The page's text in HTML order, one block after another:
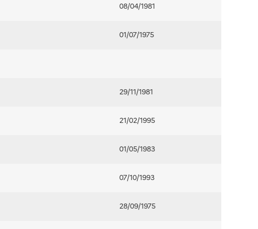
08/04/1981
01/07/1975
29/11/1981
21/02/1995
01/05/1983
07/10/1993
28/09/1975